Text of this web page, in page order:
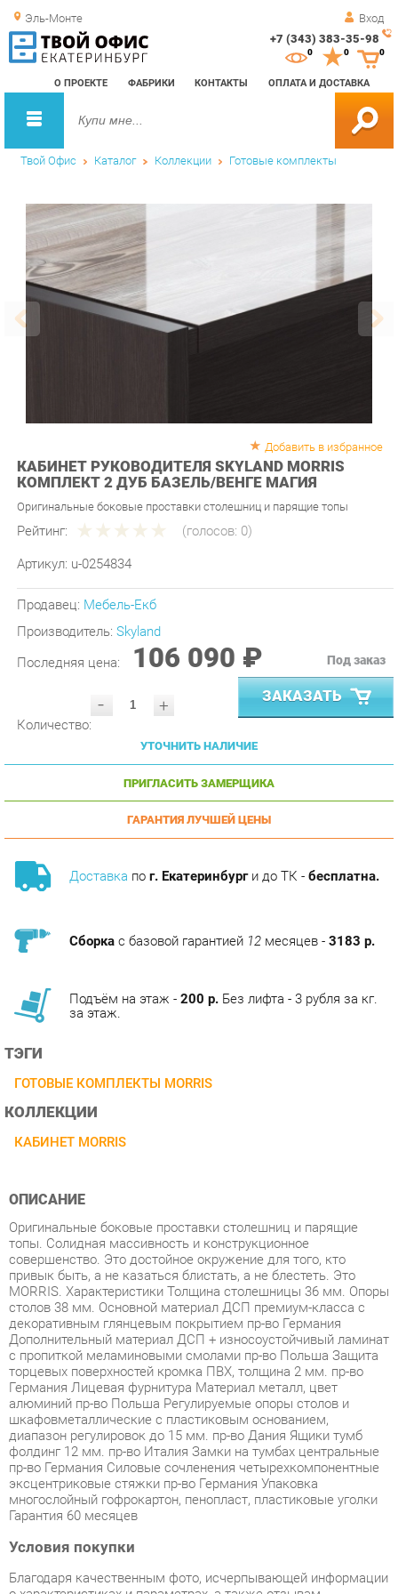
Эль-Монте Вход
+7 (343) 383-35-98
О ПРОЕКТЕ ФАБРИКИ КОНТАКТЫ ОПЛАТА И ДОСТАВКА
0 0
Твой Офис Каталог Коллекции Готовые комплекты
КАБИНЕТ РУКОВОДИТЕЛЯ SKYLAND MORRIS
КОМПЛЕКТ 2 ДУБ БАЗЕЛЬ/ВЕНГЕ МАГИЯ
Оригинальные боковые проставки столешниц и парящие топы
Рейтинг: (голосов:0)
u-0254834
Производитель:Skyland
Последняя цена: 106 090 ₽
- ЗАКАЗАТЬ
УТОЧНИТЬ НАЛИЧИЕ
ПРИГЛАСИТЬ ЗАМЕРЩИКА
ГАРАНТИЯ ЛУЧШЕЙ ЦЕНЫ
Доставкапог. Екатеринбурги до ТК -бесплатна.
ТЭГИ
ОПИСАНИЕ
топы. Солидная массивность и конструкционное
совершенство. Это достойное окружение для того, кто
привык быть, а не казаться блистать, а не блестеть. Это
MORRIS. Характеристики Толщина столешницы 36 мм. Опоры
столов 38 мм. Основной материал ДСП премиум-класса с
декоративным глянцевым покрытием пр-во Германия
Дополнительный материал ДСП + износоустойчивый ламинат
с пропиткой меламиновыми смолами пр-во Польша Защита
торцевых поверхностей кромка ПВХ, толщина 2 мм. пр-во
Германия Лицевая фурнитура Материал металл, цвет
алюминий пр-во Польша Регулируемые опоры столов и
шкафовметаллические с пластиковым основанием,
диапазон регулировок до 15 мм. пр-во Дания Ящики тумб
фолдинг 12 мм. пр-во Италия Замки на тумбах центральные
пр-во Германия Силовые сочленения четырехкомпонентные
эксцентриковые стяжки пр-во Германия Упаковка
многослойный гофрокартон, пенопласт, пластиковые уголки
Гарантия 60 месяцев
Условия покупки
Благодаря качественным фото, исчерпывающей информации
покупателей маркетплэйса «Офисная мебель Екатеринбург»
2 Дуб Базель/Венге Магия» категории Готовые комплекты